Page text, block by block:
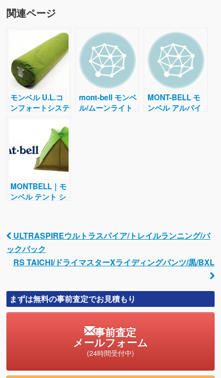
関連ページ
モンベル U.L.コ
ンフォートシステ
ャンプ50 緑
mont-bell モンベ
ル/ムーンライト
MONT-BELL モ
ンベル アルパイ
MONTBELL｜モ
ンベル テント シ
Post navigation
ULTRASPIREウルトラスパイア/トレイルランニング/バ
ックパック
RS TAICHI/ドライマスターXライディングパンツ/黒/BXL
まずは無料の事前査定でお見積もり
事前査定
メールフォーム
(24時間受付中)